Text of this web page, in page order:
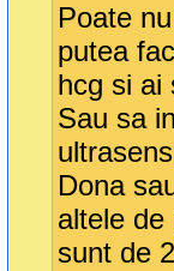
Poate
putea
hcg si ai
Sau sa
Dona
altele
sunt de